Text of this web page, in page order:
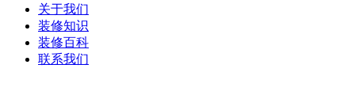
关于我们
装修知识
装修百科
联系我们